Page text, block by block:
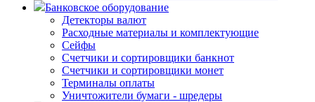
Банковское оборудование
Детекторы валют
Расходные материалы и комплектующие
Сейфы
Счетчики и сортировщики банкнот
Счетчики и сортировщики монет
Терминалы оплаты
Уничтожители бумаги - шредеры